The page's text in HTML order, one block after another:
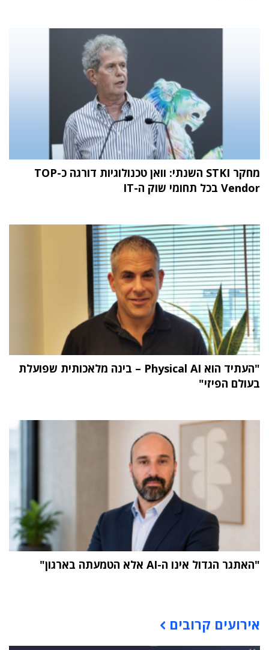
מחקר STKI השנתי: וואן טכנולוגיות דורגה כ-TOP
Vendor בכל תחומי שוק ה-IT
"העתיד הוא Physical AI – בינה מלאכותית שפועלת
בעולם הפיזי"
"האתגר הגדול אינו ה-AI אלא הטמעתה בארגון"
אירועים קרובים